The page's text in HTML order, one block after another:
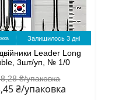
Залишилось 3 дні
Leader Long
3шт/уп, № 1/0
₴/упаковка
₴/упаковка